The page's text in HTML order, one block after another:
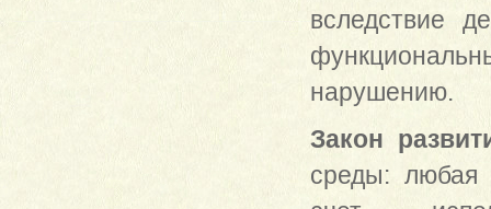
вследствие
нарушению.
Закон
среды: любая